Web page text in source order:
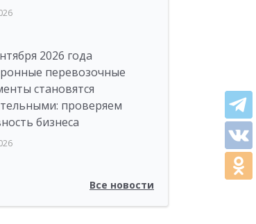
2026 года
перевозочные
становятся
проверяем
бизнеса
Все новости